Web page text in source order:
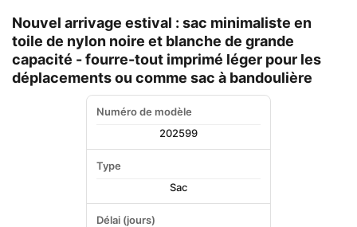
Nouvel arrivage estival : sac minimaliste en
toile de nylon noire et blanche de grande
capacité - fourre-tout imprimé léger pour les
déplacements ou comme sac à bandoulière
Numéro de modèle
202599
Type
Sac
Délai (jours)